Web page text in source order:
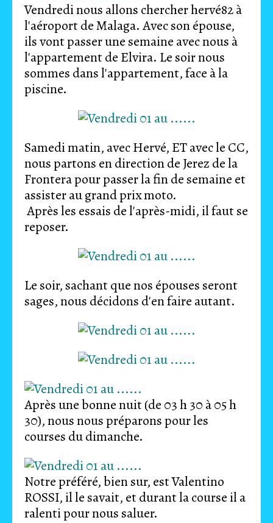
Vendredi nous allons chercher hervé82 à
l'aéroport de Malaga. Avec son épouse,
ils vont passer une semaine avec nous à
l'appartement de Elvira. Le soir nous
sommes dans l'appartement, face à la
piscine.
Samedi matin, avec Hervé, ET avec le CC,
nous partons en direction de Jerez de la
Frontera pour passer la fin de semaine et
assister au grand prix moto.
Après les essais de l'après-midi, il faut se
reposer.
Le soir, sachant que nos épouses seront
sages, nous décidons d'en faire autant.
Après une bonne nuit (de 03 h 30 à 05 h
30), nous nous préparons pour les
courses du dimanche.
Notre préféré, bien sur, est Valentino
ROSSI, il le savait, et durant la course il a
ralenti pour nous saluer.